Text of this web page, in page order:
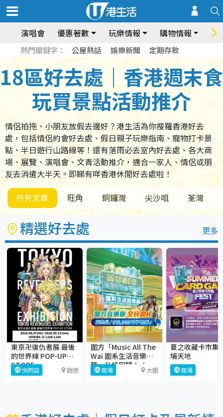
演唱會 優惠著數 玩樂情報 購物情報 飲
熱門關鍵字： 公屋熱話 娛樂新聞 定期存款
18區好去處｜香港週末食
玩買景點活動推介
情侶拍拖、小朋友放假去邊好？港生活為你搜羅香港好去
處，包括情侶約會好去處、假日親子玩樂指南、寵物打卡景
點、半日遊行山路線等！還有落雨必去室內好去處、各大商
場、展覽、演唱會、文青活動推介，適合一家人、情侶或朋
友去消遣大半天。即睇有咩香港休閒好去處啦！
所有文章
旺角 銅鑼灣 尖沙咀 荃灣
精選好去處 更多
東京卍復仇者展 最後
的世界線 POP-UP
STORE
快閃店 啟德
圍方「Music All The
Wai 圍系生活音樂
節」升級回歸！🎶
商場 大圍
夏之收藏卡市集
埔天地
商場